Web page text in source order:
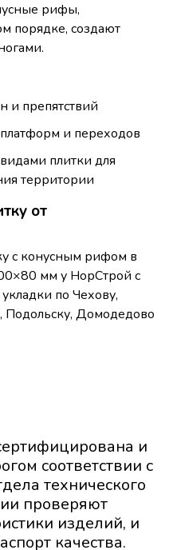
рифы,
порядке, создают
и препятствий
и переходов
плитки для
территории
от
с конусным рифом в
мм у НорСтрой с
по Чехову,
Подольску, Домодедово
и
соответствии с
технического
проверяют
изделий, и
качества.